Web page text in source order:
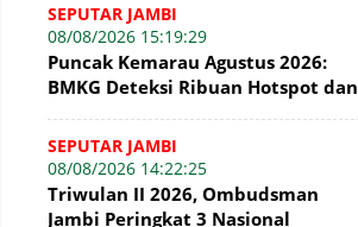
SEPUTAR JAMBI
08/08/2026 15:19:29
Puncak Kemarau Agustus 2026:
BMKG Deteksi Ribuan Hotspot dan
SEPUTAR JAMBI
08/08/2026 14:22:25
Triwulan II 2026, Ombudsman
Jambi Peringkat 3 Nasional